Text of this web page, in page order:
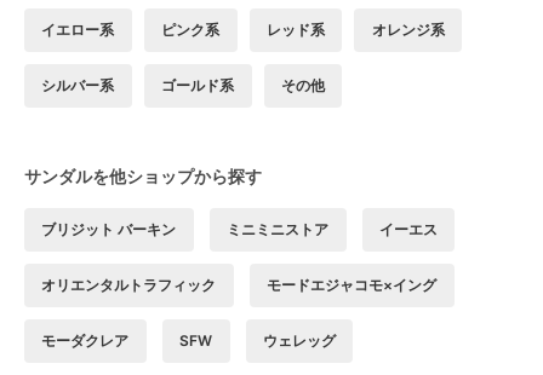
イエロー系 ピンク系 レッド系 オレンジ系
シルバー系 ゴールド系 その他
サンダルを他ショップから探す
ブリジット バーキン ミニミニストア イーエス
オリエンタルトラフィック モードエジャコモ×イング
モーダクレア SFW ウェレッグ